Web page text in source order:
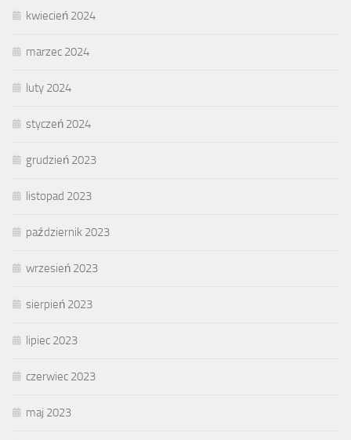
kwiecień 2024
marzec 2024
luty 2024
styczeń 2024
grudzień 2023
listopad 2023
październik 2023
wrzesień 2023
sierpień 2023
lipiec 2023
czerwiec 2023
maj 2023